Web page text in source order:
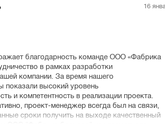
16
благодарность команде ООО «Фабрика
в рамках разработки
компании. За время нашего
показали высокий уровень
и компетентность в реализации проекта.
проект-менеджер всегда был на связи,
сроки получить на выходе качественный
разработки сайтов.